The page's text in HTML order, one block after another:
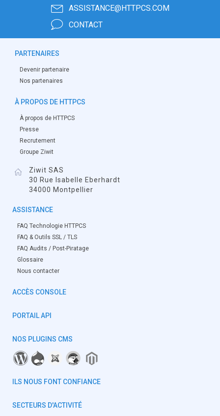
ASSISTANCE@HTTPCS.COM
CONTACT
PARTENAIRES
Devenir partenaire
Nos partenaires
À PROPOS DE HTTPCS
À propos de HTTPCS
Presse
Recrutement
Groupe Ziwit
Ziwit SAS
30 Rue Isabelle Eberhardt
34000 Montpellier
ASSISTANCE
FAQ Technologie HTTPCS
FAQ & Outils SSL / TLS
FAQ Audits / Post-Piratage
Glossaire
Nous contacter
ACCÈS CONSOLE
PORTAIL API
NOS PLUGINS CMS
ILS NOUS FONT CONFIANCE
SECTEURS D'ACTIVITÉ